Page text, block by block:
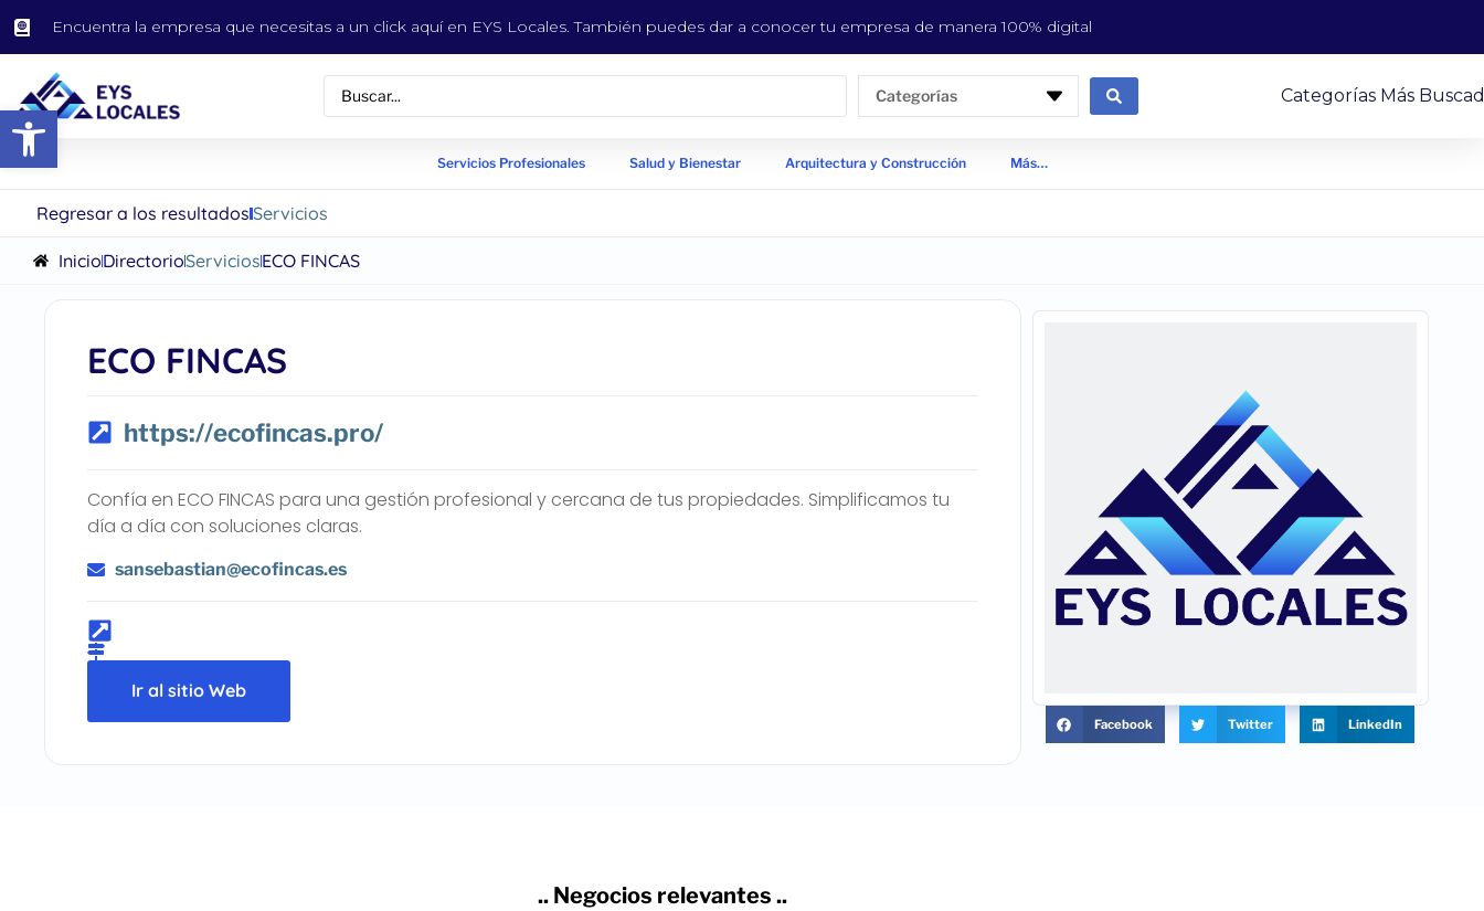
Abrir barra de herramientas
Encuentra la empresa que necesitas a un click aquí en EYS Locales. También puedes dar a conocer tu empresa de manera 100% digital
Categorías Categorías Más
Servicios Profesionales Salud y Bienestar Arquitectura y Construcción Más…
Regresar a los resultadosServicios
InicioDirectorioServiciosECO FINCAS
ECO FINCAS
https://ecofincas.pro/
Confía en ECO FINCAS para una gestión profesional y cercana de tus propiedades. Simplificamos tu
día a día con soluciones claras.
sansebastian@ecofincas.es
Ir al sitio Web
Facebook Twitter LinkedIn
.. Negocios relevantes ..